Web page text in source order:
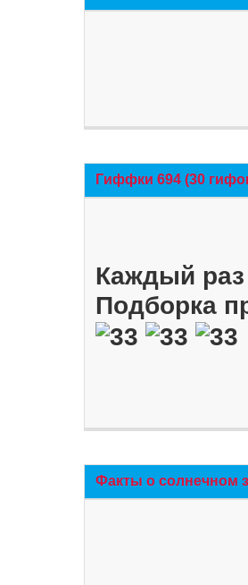
Гиффки 694 (30
Каждый
Подборка
Факты о солнечном